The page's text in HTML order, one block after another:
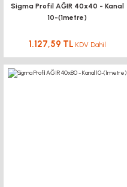
Sigma Profil AĞIR 40x40 - Kanal
10-(1metre)
1.127,59 TL KDV Dahil